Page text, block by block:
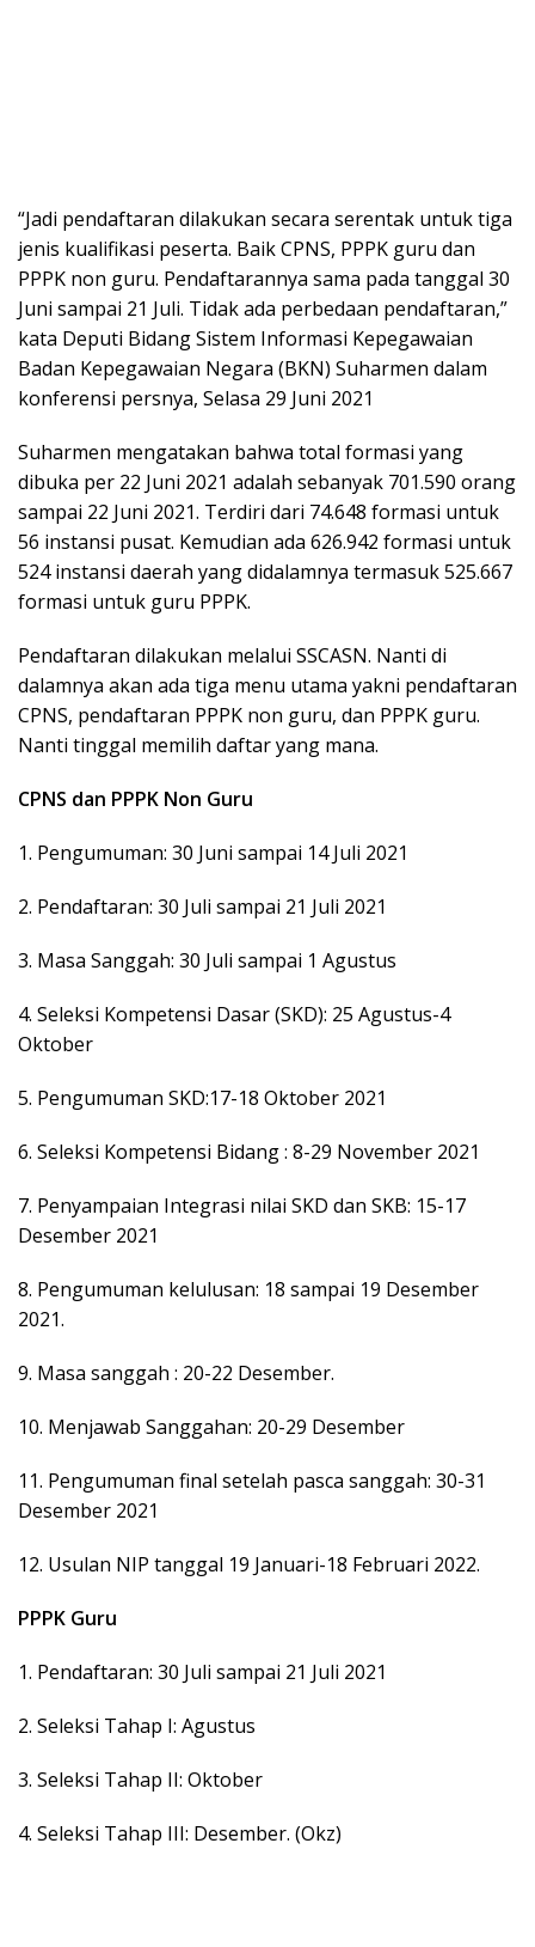
“Jadi pendaftaran dilakukan secara serentak untuk tiga
jenis kualifikasi peserta. Baik CPNS, PPPK guru dan
PPPK non guru. Pendaftarannya sama pada tanggal 30
Juni sampai 21 Juli. Tidak ada perbedaan pendaftaran,”
kata Deputi Bidang Sistem Informasi Kepegawaian
Badan Kepegawaian Negara (BKN) Suharmen dalam
konferensi persnya, Selasa 29 Juni 2021
Suharmen mengatakan bahwa total formasi yang
dibuka per 22 Juni 2021 adalah sebanyak 701.590 orang
sampai 22 Juni 2021. Terdiri dari 74.648 formasi untuk
56 instansi pusat. Kemudian ada 626.942 formasi untuk
524 instansi daerah yang didalamnya termasuk 525.667
formasi untuk guru PPPK.
Pendaftaran dilakukan melalui SSCASN. Nanti di
dalamnya akan ada tiga menu utama yakni pendaftaran
CPNS, pendaftaran PPPK non guru, dan PPPK guru.
Nanti tinggal memilih daftar yang mana.
CPNS dan PPPK Non Guru
1. Pengumuman: 30 Juni sampai 14 Juli 2021
2. Pendaftaran: 30 Juli sampai 21 Juli 2021
3. Masa Sanggah: 30 Juli sampai 1 Agustus
4. Seleksi Kompetensi Dasar (SKD): 25 Agustus-4
Oktober
5. Pengumuman SKD:17-18 Oktober 2021
6. Seleksi Kompetensi Bidang : 8-29 November 2021
7. Penyampaian Integrasi nilai SKD dan SKB: 15-17
Desember 2021
8. Pengumuman kelulusan: 18 sampai 19 Desember
2021.
9. Masa sanggah : 20-22 Desember.
10. Menjawab Sanggahan: 20-29 Desember
11. Pengumuman final setelah pasca sanggah: 30-31
Desember 2021
12. Usulan NIP tanggal 19 Januari-18 Februari 2022.
PPPK Guru
1. Pendaftaran: 30 Juli sampai 21 Juli 2021
2. Seleksi Tahap I: Agustus
3. Seleksi Tahap II: Oktober
4. Seleksi Tahap III: Desember. (Okz)